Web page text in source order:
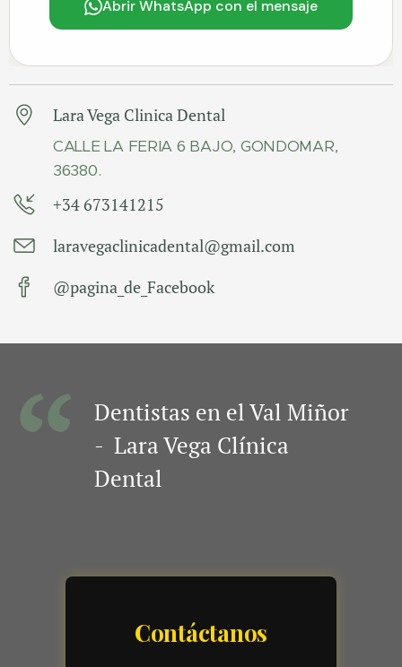
Abrir WhatsApp con el mensaje
Lara Vega Clinica Dental
CALLE LA FERIA 6 BAJO, GONDOMAR,
36380.
+34 673141215
laravegaclinicadental@gmail.com
@pagina_de_Facebook
Dentistas en el Val Miñor
- Lara Vega Clínica
Dental
Contáctanos